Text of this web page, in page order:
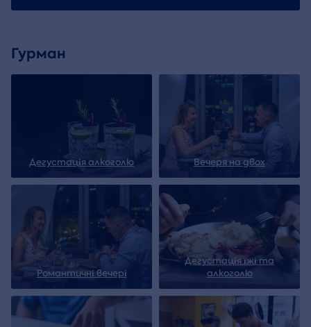
Гурман
Дегустація алкоголю Вечеря на двох
Романтичні вечері
Дегустація їжі та
алкоголю